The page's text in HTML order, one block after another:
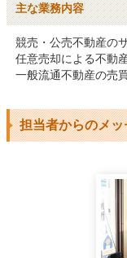
主な業務内容
競売・公売不動産の
任意売却による不動
一般流通不動産の売
担当者からのメッ